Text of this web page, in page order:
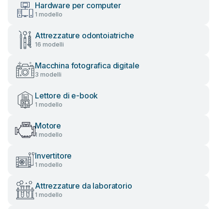
Hardware per computer
1 modello
Attrezzature odontoiatriche
16 modelli
Macchina fotografica digitale
3 modelli
Lettore di e-book
1 modello
Motore
1 modello
Invertitore
1 modello
Attrezzature da laboratorio
1 modello